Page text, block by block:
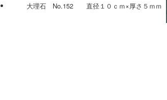
大理石 No.152 直径１０ｃｍ×厚さ５ｍｍ